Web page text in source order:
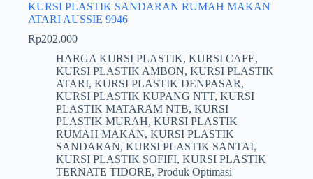
KURSI PLASTIK SANDARAN RUMAH MAKAN
ATARI AUSSIE 9946
Rp202.000
HARGA KURSI PLASTIK, KURSI CAFE,
KURSI PLASTIK AMBON, KURSI PLASTIK
ATARI, KURSI PLASTIK DENPASAR,
KURSI PLASTIK KUPANG NTT, KURSI
PLASTIK MATARAM NTB, KURSI
PLASTIK MURAH, KURSI PLASTIK
RUMAH MAKAN, KURSI PLASTIK
SANDARAN, KURSI PLASTIK SANTAI,
KURSI PLASTIK SOFIFI, KURSI PLASTIK
TERNATE TIDORE, Produk Optimasi